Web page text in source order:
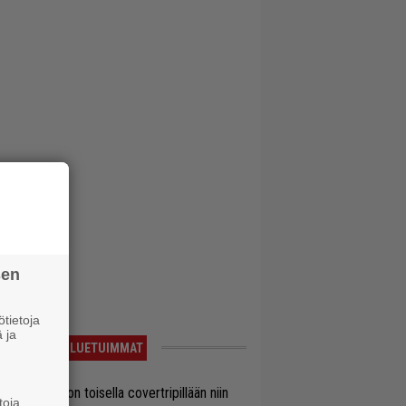
LUETUIMMAT
Saimaa on toisella covertripillään niin
ja